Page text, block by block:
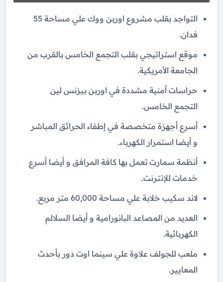
التواجد بقلب مشروع اوربن ووك علي مساحة 55
فدان.
موقع استراتيجي بقلب التجمع الخامس بالقرب من
الجامعة الأمريكية.
حراسات أمنية مشددة في اوربن بيزنس لين
التجمع الخامس.
أسرع أجهزة متخصصة في إطفاء الحرائق المباشر
و أيضا استمرار الكهرباء.
أنظمة سمارت تعمل بها كافة المرافق و أيضا أسرع
خدمات للإنترنت.
لاند سكيب خلابة علي مساحة 60,000 متر مربع.
العديد من المصاعد البانورامية و أيضا السلالم
الكهربائية.
ملعب للجولف علاوة علي سينما اوت دور بأحدث
المعايير.